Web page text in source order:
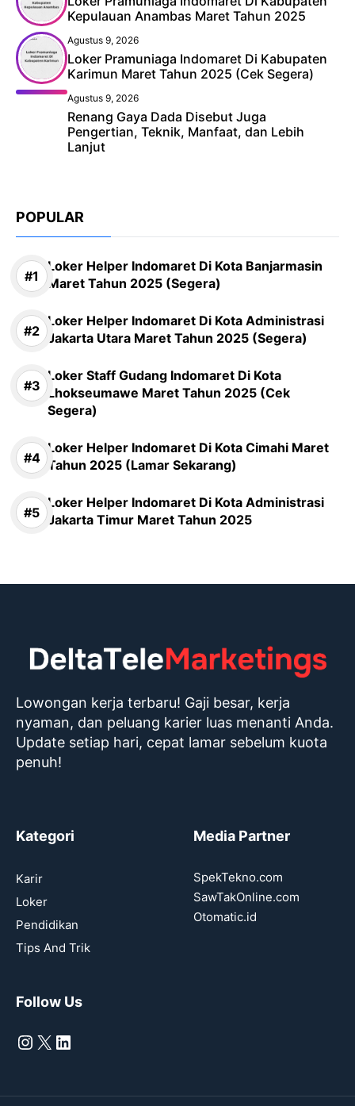
Kepulauan Anambas Maret Tahun 2025
Agustus 9, 2026
Loker Pramuniaga Indomaret Di Kabupaten
Karimun Maret Tahun 2025 (Cek Segera)
Agustus 9, 2026
Renang Gaya Dada Disebut Juga
Pengertian, Teknik, Manfaat, dan Lebih
Lanjut
POPULAR
Loker Helper Indomaret Di Kota Banjarmasin
Maret Tahun 2025 (Segera)
Loker Helper Indomaret Di Kota Administrasi
Jakarta Utara Maret Tahun 2025 (Segera)
Loker Staff Gudang Indomaret Di Kota
Lhokseumawe Maret Tahun 2025 (Cek
Segera)
Loker Helper Indomaret Di Kota Cimahi Maret
Tahun 2025 (Lamar Sekarang)
Loker Helper Indomaret Di Kota Administrasi
Jakarta Timur Maret Tahun 2025
Lowongan kerja terbaru! Gaji besar, kerja
nyaman, dan peluang karier luas menanti Anda.
Update setiap hari, cepat lamar sebelum kuota
penuh!
Kategori
Karir
Loker
Pendidikan
Tips And Trik
Media Partner
SpekTekno.com
SawTakOnline.com
Otomatic.id
Follow Us
Instagram
X LinkedIn